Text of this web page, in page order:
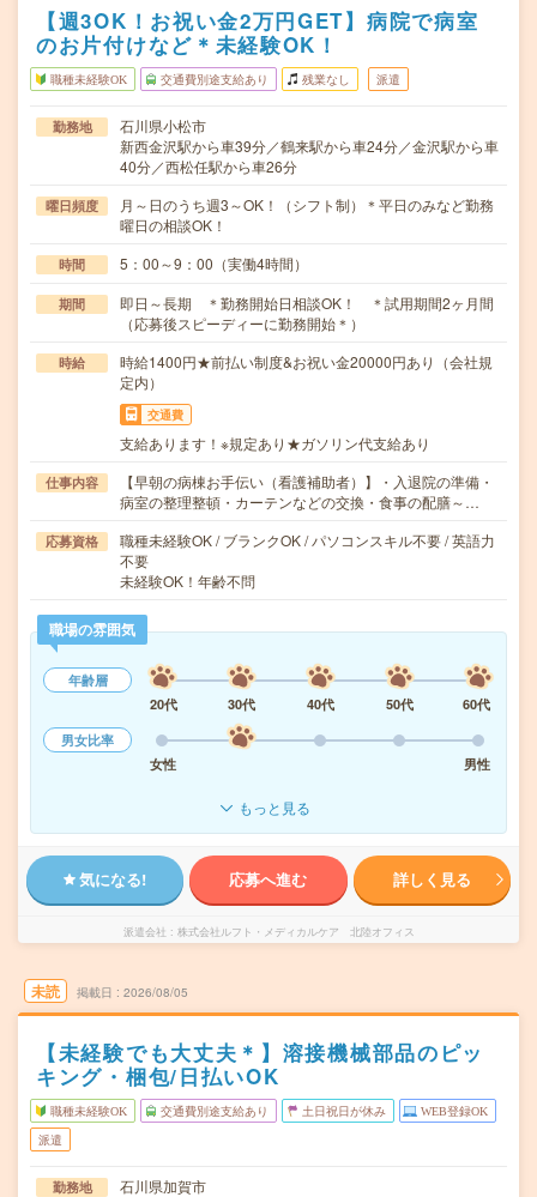
【週3OK！お祝い金2万円GET】病院で病室
のお片付けなど＊未経験OK！
職種未経験OK 交通費別途支給あり 残業なし 派遣
勤務地
石川県小松市
新西金沢駅から車39分／鶴来駅から車24分／金沢駅から車
40分／西松任駅から車26分
曜日頻度
月～日のうち週3～OK！（シフト制）＊平日のみなど勤務
曜日の相談OK！
時間 5：00～9：00（実働4時間）
期間
即日～長期 ＊勤務開始日相談OK！ ＊試用期間2ヶ月間
（応募後スピーディーに勤務開始＊）
時給
時給1400円★前払い制度&お祝い金20000円あり（会社規
定内）
交通費
支給あります！※規定あり★ガソリン代支給あり
仕事内容
【早朝の病棟お手伝い（看護補助者）】・入退院の準備・
病室の整理整頓・カーテンなどの交換・食事の配膳～…
応募資格
職種未経験OK / ブランクOK / パソコンスキル不要 / 英語力
不要
未経験OK！年齢不問
職場の雰囲気
年齢層
20代
30代 40代 50代
60代
男女比率
女性
男性
もっと見る
気になる! 応募へ進む 詳しく見る
派遣会社 株式会社ルフト・メディカルケア 北陸オフィス
未読 掲載日 2026/08/05
【未経験でも大丈夫＊】溶接機械部品のピッ
キング・梱包/日払いOK
職種未経験OK 交通費別途支給あり 土日祝日が休み WEB登録OK
派遣
勤務地 石川県加賀市